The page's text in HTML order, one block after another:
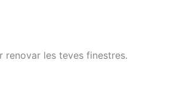
renovar les teves finestres.